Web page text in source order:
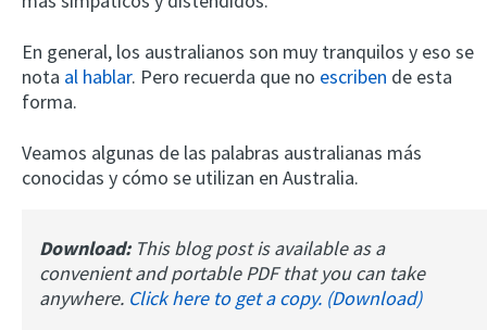
En general, los australianos son muy tranquilos y eso se
nota al hablar. Pero recuerda que no escriben de esta
forma.
Veamos algunas de las palabras australianas más
conocidas y cómo se utilizan en Australia.
Download: This blog post is available as a
convenient and portable PDF that you can take
anywhere. Click here to get a copy. (Download)